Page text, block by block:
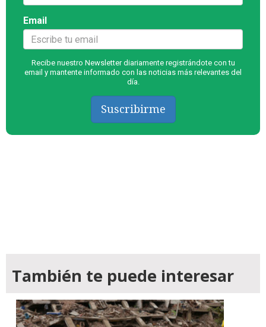
Email
Recibe nuestro Newsletter diariamente registrándote con tu
email y mantente informado con las noticias más relevantes del
día.
Suscribirme
También te puede interesar